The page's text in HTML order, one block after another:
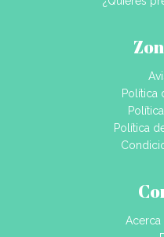
Política
Política